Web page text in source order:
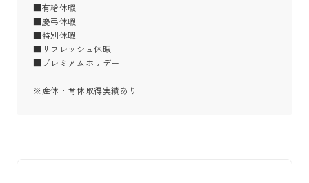
■有給休暇
■慶弔休暇
■特別休暇
■リフレッシュ休暇
■プレミアムホリデー
※産休・育休取得実績あり